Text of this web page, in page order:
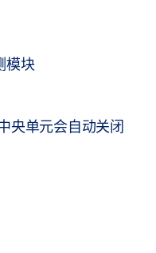
模块
央单元会自动关闭